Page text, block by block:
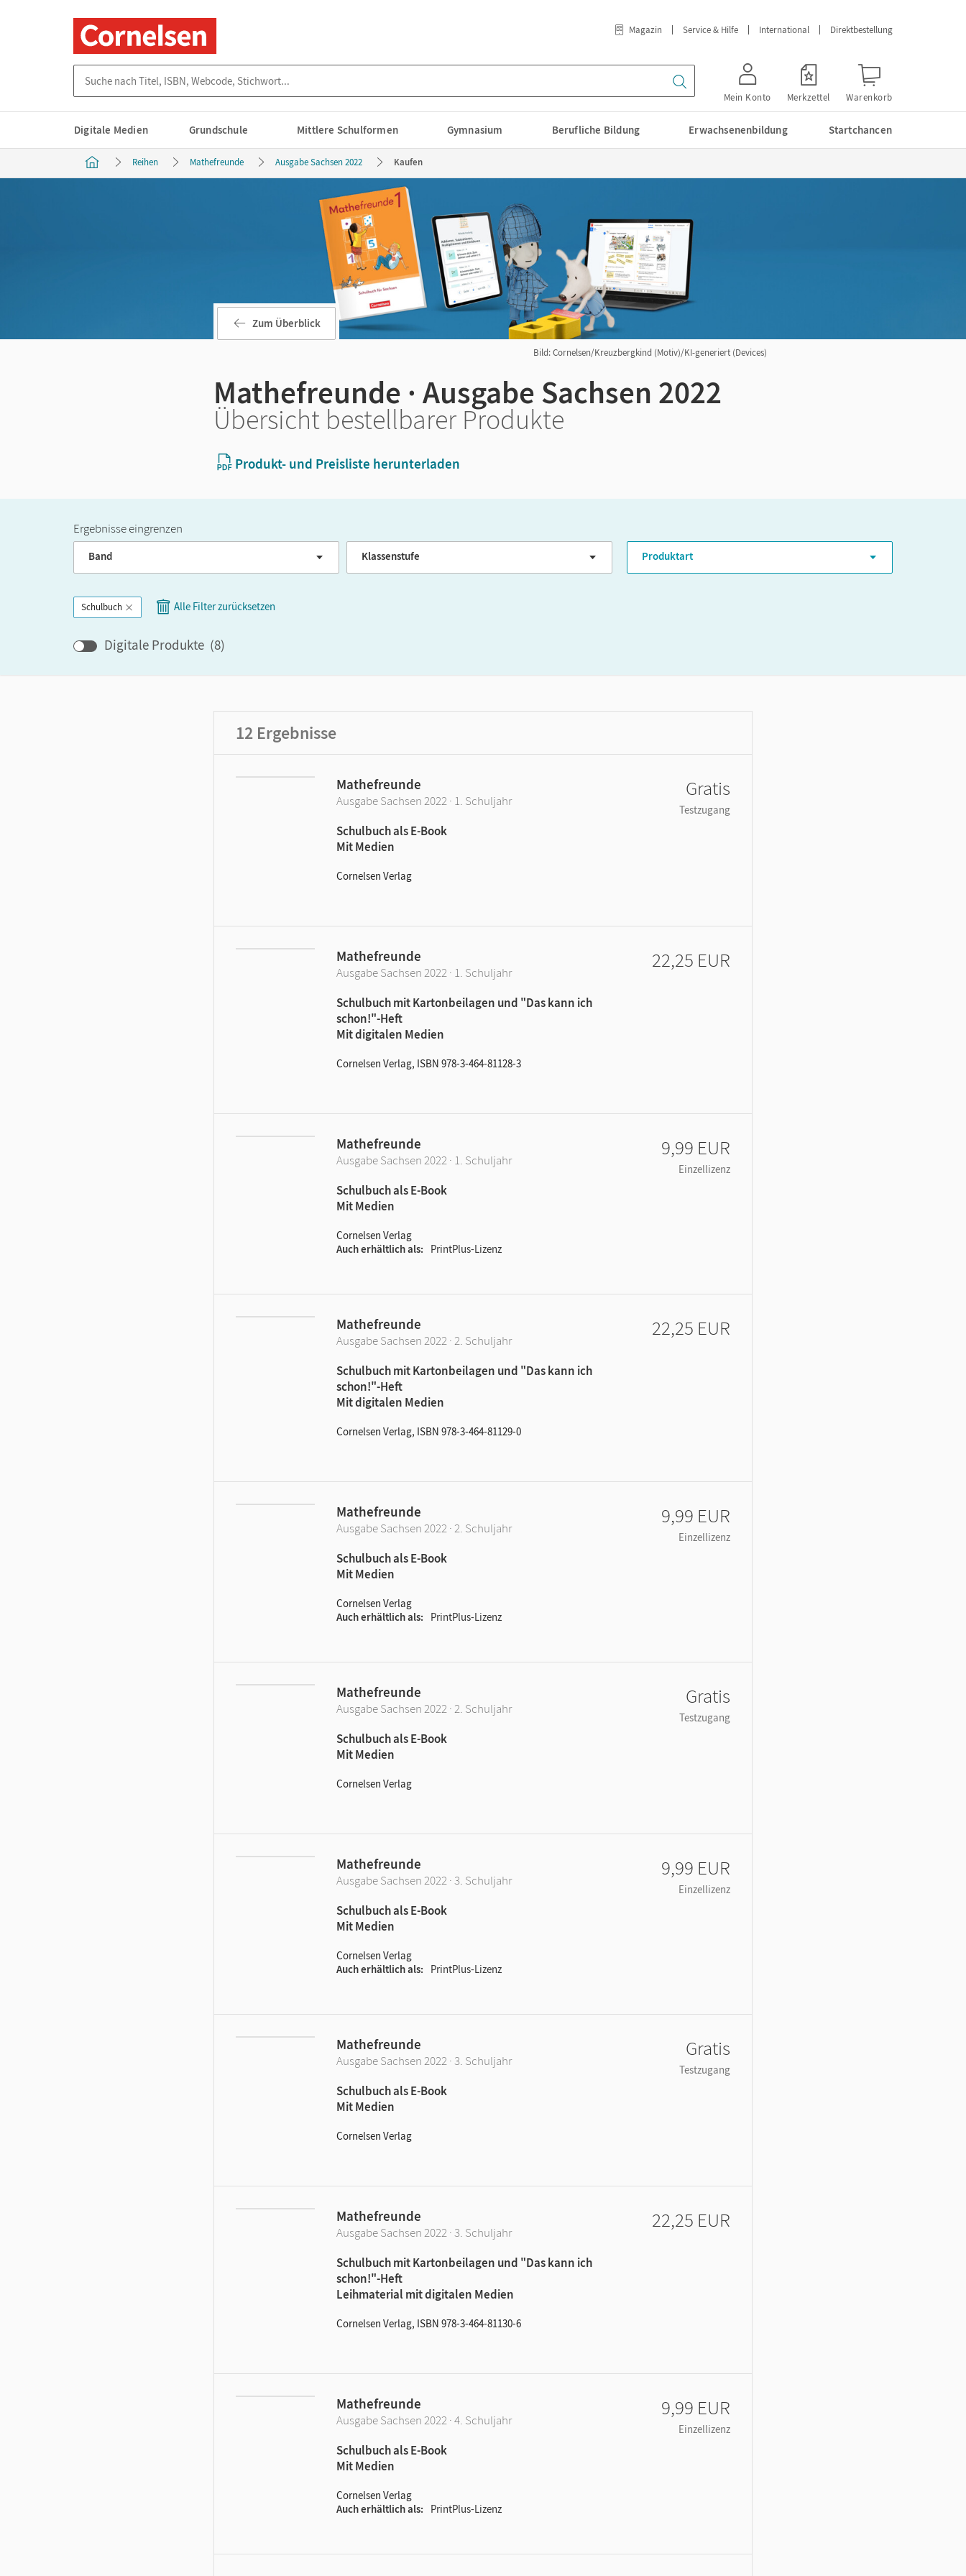
Magazin Service & Hilfe International Direktbestellung
Mein Konto Merkzettel Warenkorb
Digitale Medien Grundschule Mittlere Schulformen Gymnasium Berufliche Bildung Erwachsenenbildung Startchancen
Reihen Mathefreunde Ausgabe Sachsen 2022 Kaufen
Bild: Cornelsen/Kreuzbergkind (Motiv)/KI-generiert (Devices)
Zum Überblick
Mathefreunde · Ausgabe Sachsen 2022
Übersicht bestellbarer Produkte
Produkt- und Preisliste herunterladen
Ergebnisse eingrenzen
Band Klassenstufe GER-Niveau
Produktart
Schulbuch Alle Filter zurücksetzen
Digitale Produkte (8)
12 Ergebnisse
Mathefreunde
Ausgabe Sachsen 2022 · 1. Schuljahr
Schulbuch als E-Book
Mit Medien
Cornelsen Verlag
Gratis
Testzugang
Mathefreunde
Ausgabe Sachsen 2022 · 1. Schuljahr
Schulbuch mit Kartonbeilagen und "Das kann ich
schon!"-Heft
Mit digitalen Medien
Cornelsen Verlag, ISBN 978-3-464-81128-3
22,25 EUR
Mathefreunde
Ausgabe Sachsen 2022 · 1. Schuljahr
Schulbuch als E-Book
Mit Medien
Cornelsen Verlag
Auch erhältlich als
PrintPlus-Lizenz
9,99 EUR
Einzellizenz
Mathefreunde
Ausgabe Sachsen 2022 · 2. Schuljahr
Schulbuch mit Kartonbeilagen und "Das kann ich
schon!"-Heft
Mit digitalen Medien
Cornelsen Verlag, ISBN 978-3-464-81129-0
22,25 EUR
Mathefreunde
Ausgabe Sachsen 2022 · 2. Schuljahr
Schulbuch als E-Book
Mit Medien
Cornelsen Verlag
Auch erhältlich als
PrintPlus-Lizenz
9,99 EUR
Einzellizenz
Mathefreunde
Ausgabe Sachsen 2022 · 2. Schuljahr
Schulbuch als E-Book
Mit Medien
Cornelsen Verlag
Gratis
Testzugang
Mathefreunde
Ausgabe Sachsen 2022 · 3. Schuljahr
Schulbuch als E-Book
Mit Medien
Cornelsen Verlag
Auch erhältlich als
PrintPlus-Lizenz
9,99 EUR
Einzellizenz
Mathefreunde
Ausgabe Sachsen 2022 · 3. Schuljahr
Schulbuch als E-Book
Mit Medien
Cornelsen Verlag
Gratis
Testzugang
Mathefreunde
Ausgabe Sachsen 2022 · 3. Schuljahr
Schulbuch mit Kartonbeilagen und "Das kann ich
schon!"-Heft
Leihmaterial mit digitalen Medien
Cornelsen Verlag, ISBN 978-3-464-81130-6
22,25 EUR
Mathefreunde
Ausgabe Sachsen 2022 · 4. Schuljahr
Schulbuch als E-Book
Mit Medien
Cornelsen Verlag
Auch erhältlich als
PrintPlus-Lizenz
9,99 EUR
Einzellizenz